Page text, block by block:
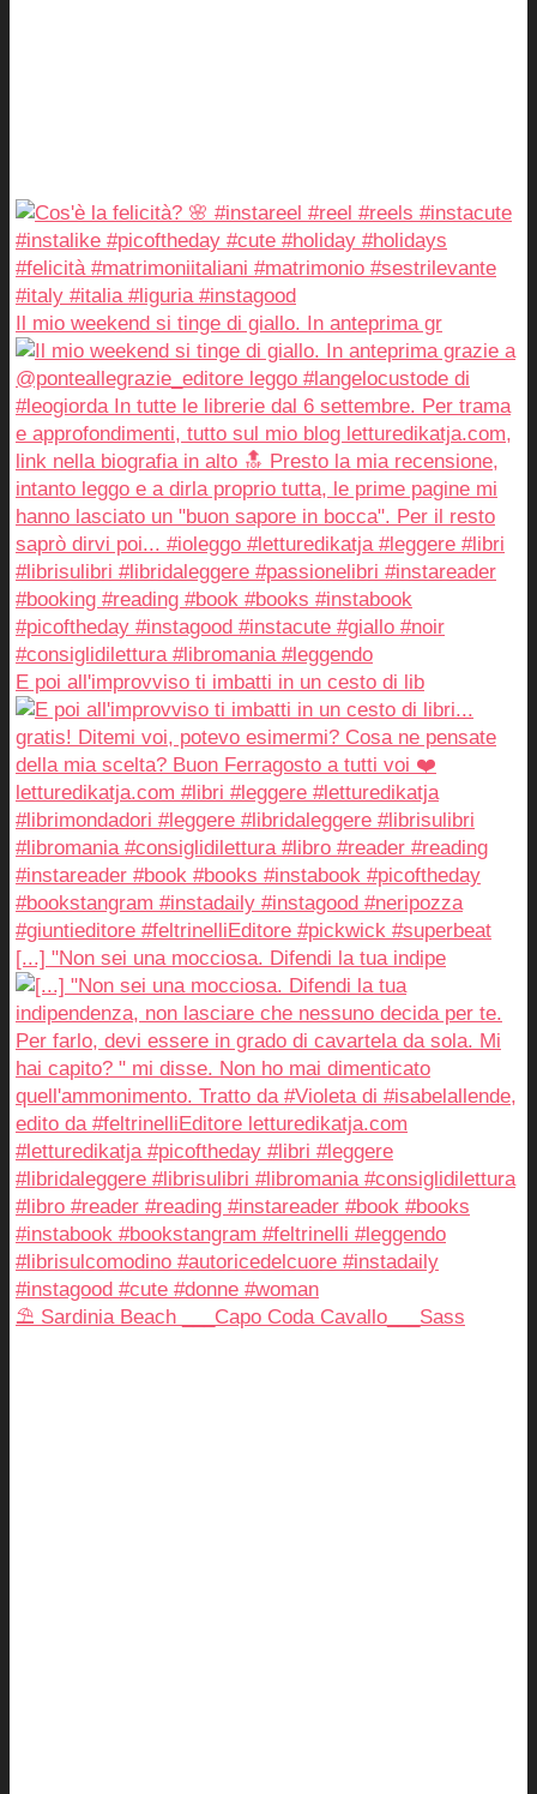
Il mio weekend si tinge di giallo. In anteprima gr
E poi all'improvviso ti imbatti in un cesto di lib
[...] "Non sei una mocciosa. Difendi la tua indipe
⛱️ Sardinia Beach ___Capo Coda Cavallo___Sass